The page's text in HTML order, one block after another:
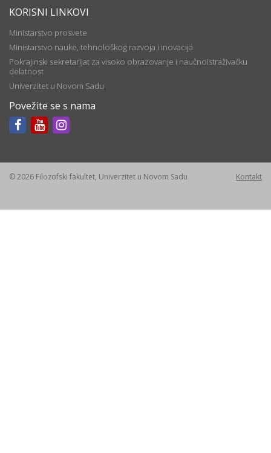
KORISNI LINKOVI
Ministarstvo prosvete
Ministarstvo nauke, tehnološkog razvoja i inovacija
Pokrajinski sekretarijat za visoko obrazovanje i naučnoistraživačku
delatnost
Univerzitet u Novom Sadu
Povežite se s nama
© 2026 Filozofski fakultet, Univerzitet u Novom Sadu Kontakt